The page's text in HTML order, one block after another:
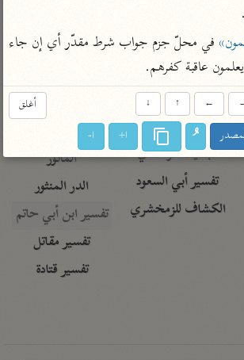
التحرير والتنوير
المحرر الوجيز لابن
عطية
البحر المحيط لأبي
حيان
البسيط للواحدي
تفسير أبي السعود
الكشاف للزمخشري
الوجيز للواحدي
آثار
موسوعة التفسير
المأثور
الدر المنثور
تفسير ابن أبي حاتم
تفسير مقاتل
تفسير قتادة
عاقبة كفرهم.
أغلق ←
↑
↓
ا+ ا-